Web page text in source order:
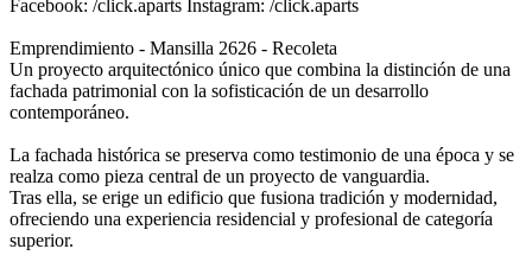
Facebook: /click.aparts Instagram: /click.aparts
Emprendimiento - Mansilla 2626 - Recoleta
Un proyecto arquitectónico único que combina la distinción de una
fachada patrimonial con la sofisticación de un desarrollo
contemporáneo.
La fachada histórica se preserva como testimonio de una época y se
realza como pieza central de un proyecto de vanguardia.
Tras ella, se erige un edificio que fusiona tradición y modernidad,
ofreciendo una experiencia residencial y profesional de categoría
superior.